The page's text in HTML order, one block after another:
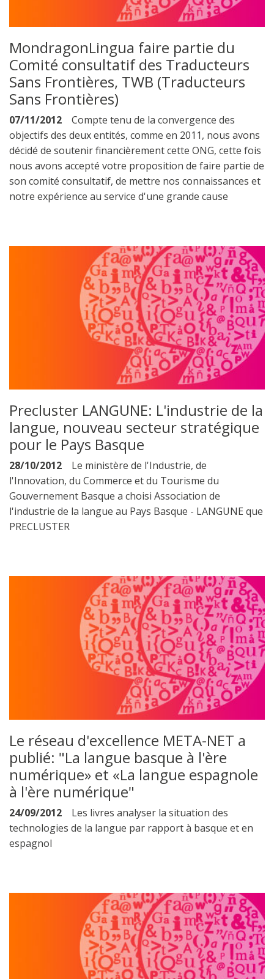
MondragonLingua faire partie du
Comité consultatif des Traducteurs
Sans Frontières, TWB (Traducteurs
Sans Frontières)
07/11/2012
Compte tenu de la convergence des
objectifs des deux entités, comme en 2011, nous avons
décidé de soutenir financièrement cette ONG, cette fois
nous avons accepté votre proposition de faire partie de
son comité consultatif, de mettre nos connaissances et
notre expérience au service d'une grande cause
Precluster LANGUNE: L'industrie de la
langue, nouveau secteur stratégique
pour le Pays Basque
28/10/2012
Le ministère de l'Industrie, de
l'Innovation, du Commerce et du Tourisme du
Gouvernement Basque a choisi Association de
l'industrie de la langue au Pays Basque - LANGUNE que
PRECLUSTER
Le réseau d'excellence META-NET a
publié: "La langue basque à l'ère
numérique» et «La langue espagnole
à l'ère numérique"
24/09/2012
Les livres analyser la situation des
technologies de la langue par rapport à basque et en
espagnol